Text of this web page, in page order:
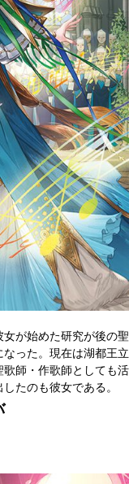
が始めた研究が後の聖
った。現在は湖都王立
師・作歌師としても活
たのも彼女である。